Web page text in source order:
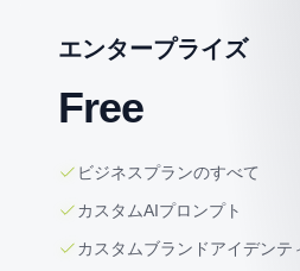
エンタープライズ
Free
ビジネスプランのすべて
カスタムAIプロンプト
カスタムブランドアイデンテ